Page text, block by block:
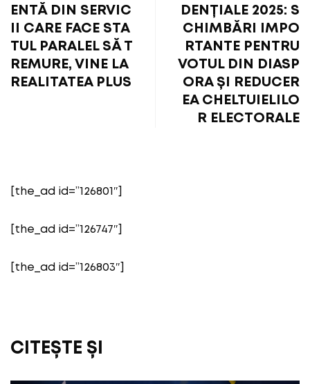
ENTĂ DIN SERVIC
II CARE FACE STA
TUL PARALEL SĂ T
REMURE, VINE LA
REALITATEA PLUS
DENȚIALE 2025: S
CHIMBĂRI IMPO
RTANTE PENTRU
VOTUL DIN DIASP
ORA ȘI REDUCER
EA CHELTUIELILO
R ELECTORALE
[the_ad id=”126801″]
[the_ad id=”126747″]
[the_ad id=”126803″]
CITEȘTE ȘI